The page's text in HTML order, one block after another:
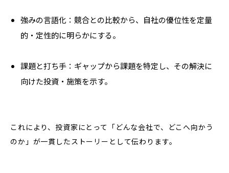
強みの言語化：競合との比較から、自社の優位性を定量
的・定性的に明らかにする。
課題と打ち手：ギャップから課題を特定し、その解決に
向けた投資・施策を示す。
これにより、投資家にとって「どんな会社で、どこへ向かう
のか」が一貫したストーリーとして伝わります。